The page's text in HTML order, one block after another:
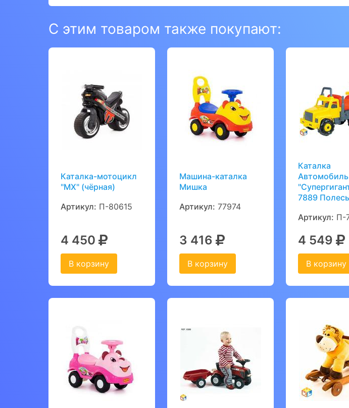
С этим товаром также покупают:
Каталка-мотоцикл
"МХ" (чёрная)
Артикул: П-80615
4 450
В корзину
Машина-каталка
Мишка
Артикул: 77974
3 416
В корзину
Каталка
Автомобиль
7889
Артикул: П-
4 549
В корзину